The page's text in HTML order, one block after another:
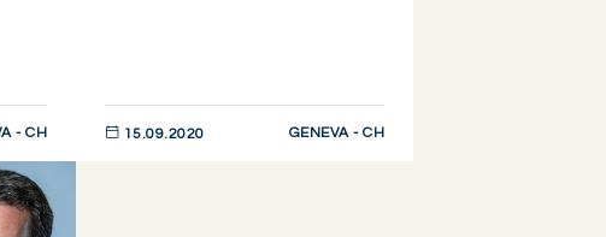
- CH 15.09.2020 GENEVA - CH